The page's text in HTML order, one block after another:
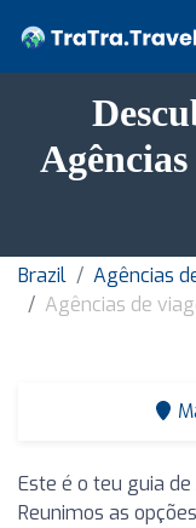
Brazil
Agências
Agências de
Este é o teu guia de
Reunimos as